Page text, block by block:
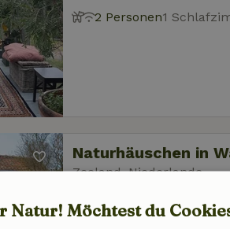
2 Personen1
Naturhäuschen in
Zeeland, Niederlande
Natur! Möchtest du